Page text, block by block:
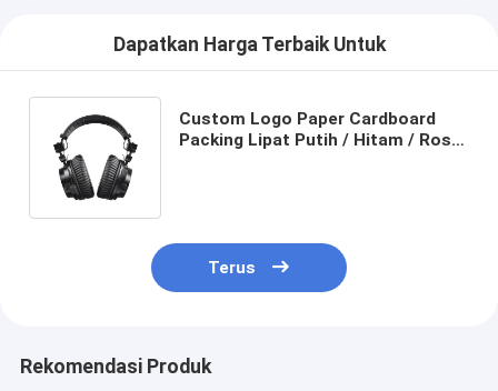
Dapatkan Harga Terbaik Untuk
Custom Logo Paper Cardboard
Packing Lipat Putih / Hitam / Rose
Terus
Rekomendasi Produk